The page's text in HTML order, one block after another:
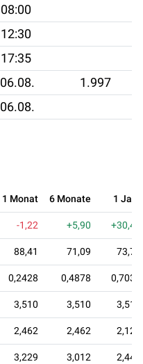
08:00
12:30
17:35
06.08. 1.997
06.08.
1 Monat 6 Monate 1 Jahr
-1,22 +5,90 +30,47
88,41 71,09 73,78
0,2428 0,4878 0,7034
3,510 3,510 3,510
2,462 2,462 2,128
3,229 3,012 2,445